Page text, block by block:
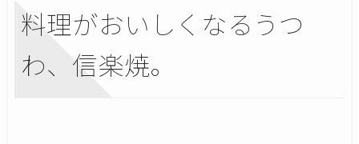
料理がおいしくなるうつ
わ、信楽焼。